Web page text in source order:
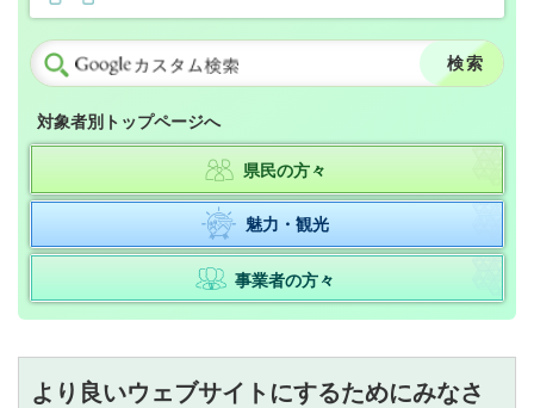
対象者別トップページへ
県民の方々
魅力・観光
事業者の方々
より良いウェブサイトにするためにみなさ